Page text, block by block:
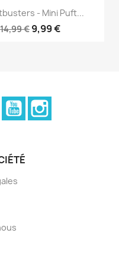
- Mini Puft...
14,99 € 9,99 €
Aperçu rapide
TwitterYouTube